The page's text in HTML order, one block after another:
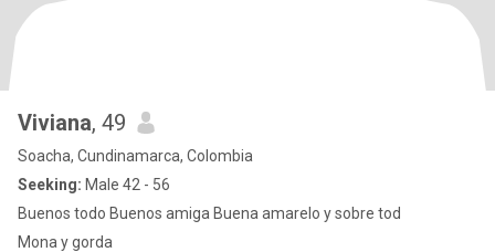
Viviana, 49
Soacha, Cundinamarca, Colombia
Seeking: Male 42 - 56
Buenos todo Buenos amiga Buena amarelo y sobre tod
Mona y gorda